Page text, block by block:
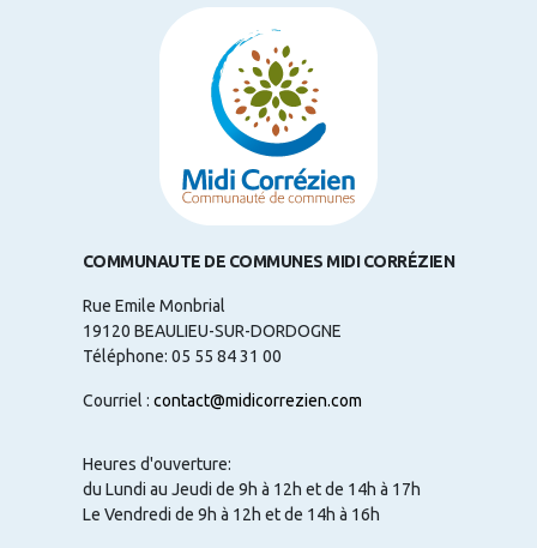
COMMUNAUTE DE COMMUNES MIDI CORRÉZIEN
Rue Emile Monbrial
19120 BEAULIEU-SUR-DORDOGNE
Téléphone: 05 55 84 31 00
Courriel : contact@midicorrezien.com
Heures d'ouverture:
du Lundi au Jeudi de 9h à 12h et de 14h à 17h
Le Vendredi de 9h à 12h et de 14h à 16h